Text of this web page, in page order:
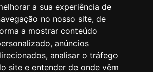
a sua experiência de
no nosso site, de
a mostrar conteúdo
anúncios
analisar o tráfego
site e entender de onde vêm